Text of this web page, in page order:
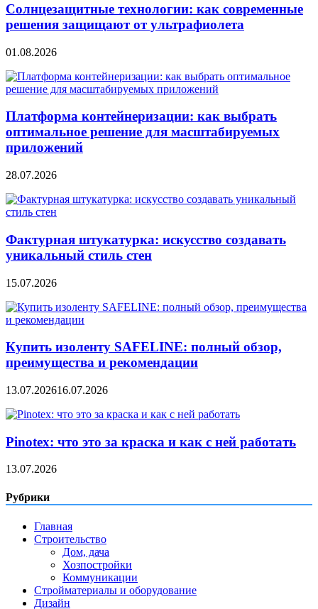
Солнцезащитные технологии: как современные
решения защищают от ультрафиолета
01.08.2026
Платформа контейнеризации: как выбрать
оптимальное решение для масштабируемых
приложений
28.07.2026
Фактурная штукатурка: искусство создавать
уникальный стиль стен
15.07.2026
Купить изоленту SAFELINE: полный обзор,
преимущества и рекомендации
13.07.202616.07.2026
Pinotex: что это за краска и как с ней работать
13.07.2026
Рубрики
Главная
Строительство
Дом, дача
Хозпостройки
Коммуникации
Стройматериалы и оборудование
Дизайн